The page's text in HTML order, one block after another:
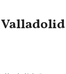
Valladolid